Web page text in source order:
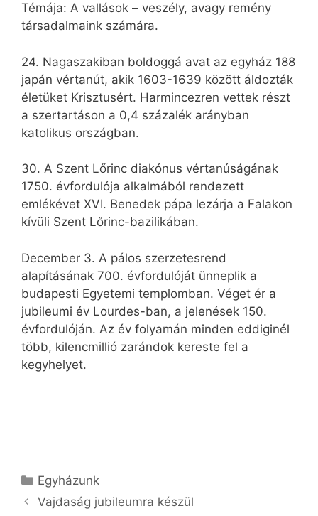
Témája: A vallások – veszély, avagy remény
társadalmaink számára.
24. Nagaszakiban boldoggá avat az egyház 188
japán vértanút, akik 1603-1639 között áldozták
életüket Krisztusért. Harmincezren vettek részt
a szertartáson a 0,4 százalék arányban
katolikus országban.
30. A Szent Lőrinc diakónus vértanúságának
1750. évfordulója alkalmából rendezett
emlékévet XVI. Benedek pápa lezárja a Falakon
kívüli Szent Lőrinc-bazilikában.
December 3. A pálos szerzetesrend
alapításának 700. évfordulóját ünneplik a
budapesti Egyetemi templomban. Véget ér a
jubileumi év Lourdes-ban, a jelenések 150.
évfordulóján. Az év folyamán minden eddiginél
több, kilencmillió zarándok kereste fel a
kegyhelyet.
Kategória
Egyházunk
Vajdaság jubileumra készül